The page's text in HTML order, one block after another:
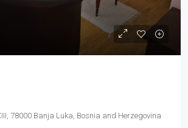
78000 Banja Luka, Bosnia and Herzegovina